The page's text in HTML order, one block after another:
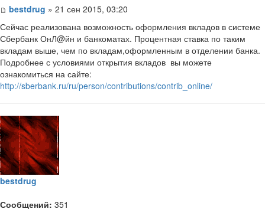
bestdrug » 21 сен 2015, 03:20
Сейчас реализована возможность оформления вкладов в системе
Сбербанк ОнЛ@йн и банкоматах. Процентная ставка по таким
вкладам выше, чем по вкладам,оформленным в отделении банка.
Подробнее с условиями открытия вкладов вы можете
ознакомиться на сайте:
http://sberbank.ru/ru/person/contributions/contrib_online/
bestdrug
Сообщений: 351